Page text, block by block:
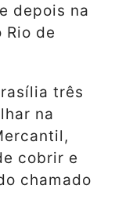
depois na
de
três
na
cobrir e
chamado